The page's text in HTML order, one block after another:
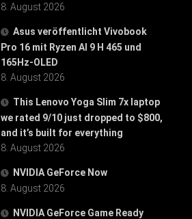
8. August 2026
Asus veröffentlicht Vivobook
Pro 16 mit Ryzen AI 9 H 465 und
165Hz-OLED
8. August 2026
This Lenovo Yoga Slim 7x laptop
we rated 9/10 just dropped to $800,
and it’s built for everything
8. August 2026
NVIDIA GeForce Now
8. August 2026
NVIDIA GeForce Game Ready